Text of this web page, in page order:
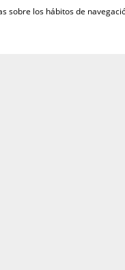
sobre los hábitos de